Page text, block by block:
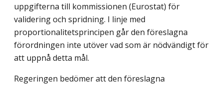
uppgifterna till kommissionen (Eurostat) för
validering och spridning. I linje med
proportionalitetsprincipen går den föreslagna
förordningen inte utöver vad som är nödvändigt för
att uppnå detta mål.
Regeringen bedömer att den föreslagna